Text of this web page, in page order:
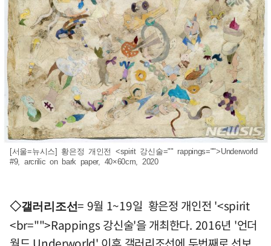
[서울=뉴시스] 황은정 개인전 <spirit 강신술="" rappings="">Underworld
#9, arcrilic on bark paper, 40×60cm, 2020
◇갤러리조선= 9월 1~19일 황은정 개인전 '<spirit
<br="">Rappings 강신술'을 개최한다. 2016년 '언더